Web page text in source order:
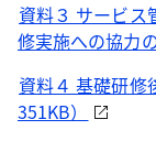
資料３ サービス
修実施への協力
資料４ 基礎研修
351KB）